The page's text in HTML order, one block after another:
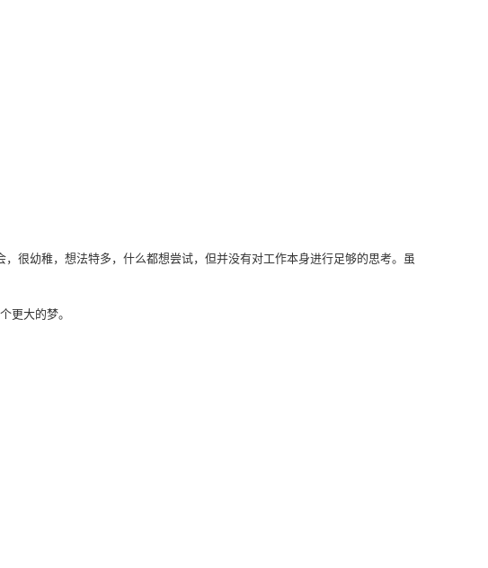
很幼稚，想法特多，什么都想尝试，但并没有对工作本身进行足够的思考。虽
更大的梦。